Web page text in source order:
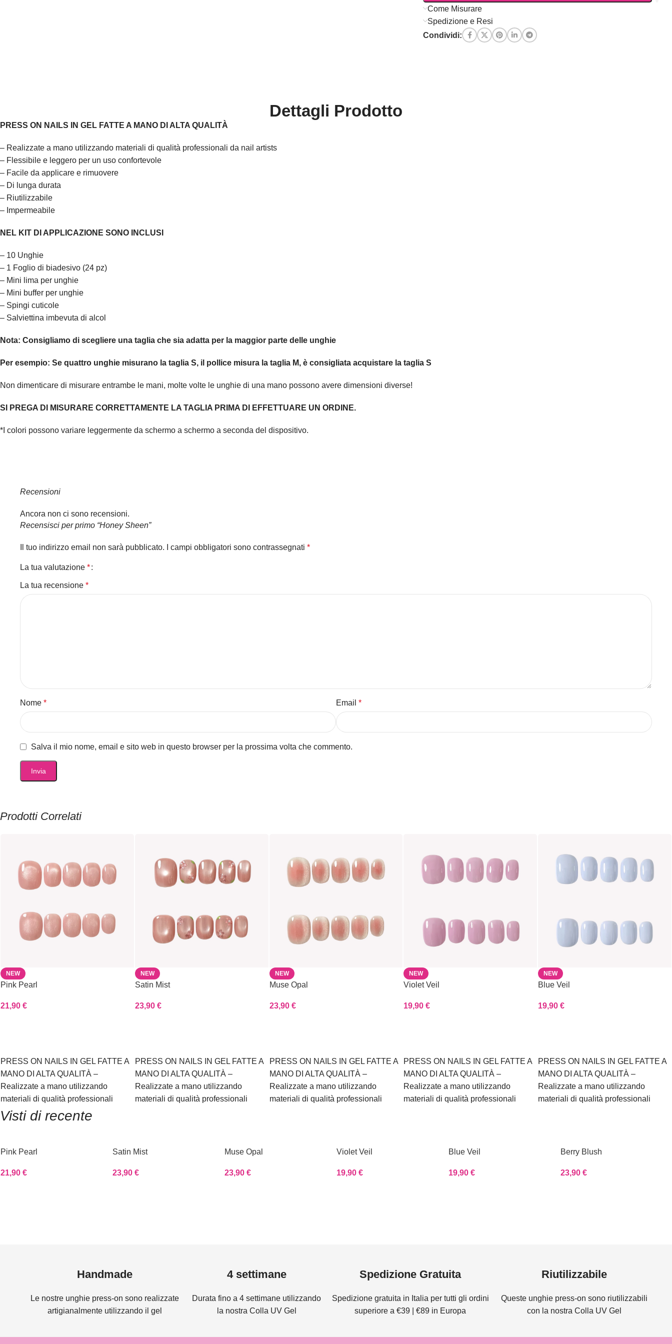
Come Misurare
Spedizione e Resi
Condividi:
Dettagli Prodotto
PRESS ON NAILS IN GEL FATTE A MANO DI ALTA QUALITÀ
– Realizzate a mano utilizzando materiali di qualità professionali da nail artists
– Flessibile e leggero per un uso confortevole
– Facile da applicare e rimuovere
– Di lunga durata
– Riutilizzabile
– Impermeabile
NEL KIT DI APPLICAZIONE SONO INCLUSI
– 10 Unghie
– 1 Foglio di biadesivo (24 pz)
– Mini lima per unghie
– Mini buffer per unghie
– Spingi cuticole
– Salviettina imbevuta di alcol
Nota: Consigliamo di scegliere una taglia che sia adatta per la maggior parte delle unghie
Per esempio: Se quattro unghie misurano la taglia S, il pollice misura la taglia M, è consigliata acquistare la taglia S
Non dimenticare di misurare entrambe le mani, molte volte le unghie di una mano possono avere dimensioni diverse!
SI PREGA DI MISURARE CORRETTAMENTE LA TAGLIA PRIMA DI EFFETTUARE UN ORDINE.
*I colori possono variare leggermente da schermo a schermo a seconda del dispositivo.
Recensioni
Ancora non ci sono recensioni.
Recensisci per primo “Honey Sheen”
Il tuo indirizzo email non sarà pubblicato. I campi obbligatori sono contrassegnati *
La tua valutazione *
La tua recensione *
Nome * Email *
Salva il mio nome, email e sito web in questo browser per la prossima volta che commento.
Prodotti Correlati
NEW
Pink Pearl
21,90 €
PRESS ON NAILS IN GEL FATTE A
MANO DI ALTA QUALITÀ –
Realizzate a mano utilizzando
materiali di qualità professionali
NEW
Satin Mist
23,90 €
PRESS ON NAILS IN GEL FATTE A
MANO DI ALTA QUALITÀ –
Realizzate a mano utilizzando
materiali di qualità professionali
NEW
Muse Opal
23,90 €
PRESS ON NAILS IN GEL FATTE A
MANO DI ALTA QUALITÀ –
Realizzate a mano utilizzando
materiali di qualità professionali
NEW
Violet Veil
19,90€
PRESS ON NAILS IN GEL FATTE A
MANO DI ALTA QUALITÀ –
Realizzate a mano utilizzando
materiali di qualità professionali
NEW
Blue Veil
19,90€
PRESS ON NAILS IN GEL FATTE A
MANO DI ALTA QUALITÀ –
Realizzate a mano utilizzando
materiali di qualità professionali
Visti di recente
Pink Pearl
21,90 €
Satin Mist
23,90 €
Muse Opal
23,90 €
Violet Veil
19,90 €
Blue Veil
19,90 €
Berry Blush
23,90 €
Handmade
Le nostre unghie press-on sono realizzate
artigianalmente utilizzando il gel
4 settimane
Durata fino a 4 settimane utilizzando
la nostra Colla UV Gel
Spedizione Gratuita
Spedizione gratuita in Italia per tutti gli ordini
superiore a €39 | €89 in Europa
Riutilizzabile
Queste unghie press-on sono riutilizzabili
con la nostra Colla UV Gel